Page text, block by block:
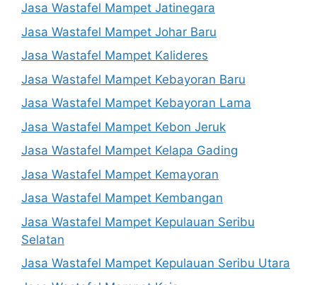
Jasa Wastafel Mampet Jatinegara
Jasa Wastafel Mampet Johar Baru
Jasa Wastafel Mampet Kalideres
Jasa Wastafel Mampet Kebayoran Baru
Jasa Wastafel Mampet Kebayoran Lama
Jasa Wastafel Mampet Kebon Jeruk
Jasa Wastafel Mampet Kelapa Gading
Jasa Wastafel Mampet Kemayoran
Jasa Wastafel Mampet Kembangan
Jasa Wastafel Mampet Kepulauan Seribu
Selatan
Jasa Wastafel Mampet Kepulauan Seribu Utara